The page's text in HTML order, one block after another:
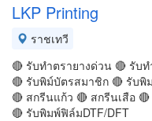
LKP Printing
ราชเทวี
🔴 รับทำตรายางด่วน 🔴 รับ
🔴 รับพิม์บัตรสมาชิก 🔴 รับ
🔴 สกรีนแก้ว 🔴 สกรีนเสือ
🔴 รับพิมพ์ฟิล์มDTF/DFT